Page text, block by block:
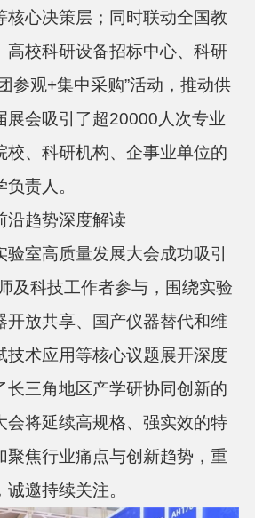
核心决策层；同时联动全国教
高校科研设备招标中心、科研
参观+集中采购”活动，推动供
展会吸引了超20000人次专业
校、科研机构、企事业单位的
责人。
沿趋势深度解读
验室高质量发展大会成功吸引
及科技工作者参与，围绕实验
开放共享、国产仪器替代和维
技术应用等核心议题展开深度
长三角地区产学研协同创新的
会将延续高规格、强实效的特
聚焦行业痛点与创新趋势，重
邀持续关注。